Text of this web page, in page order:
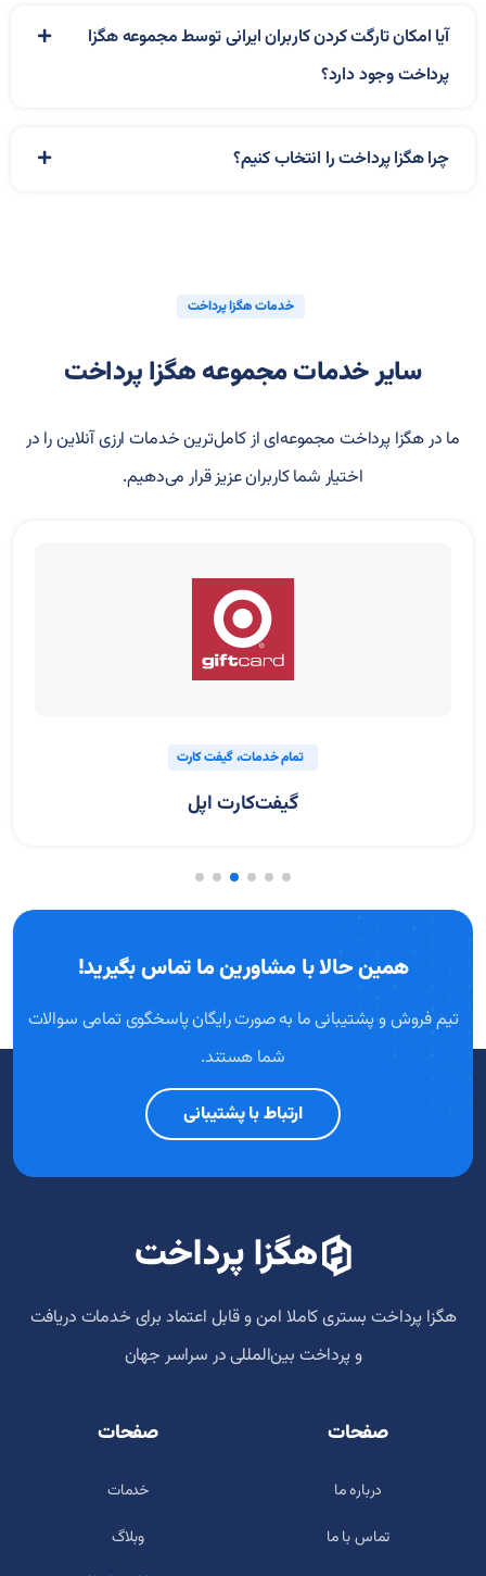
آیا امکان تارگت کردن کاربران ایرانی توسط مجموعه هگزا
پرداخت وجود دارد؟
چرا هگزا پرداخت را انتخاب کنیم؟
خدمات هگزا پرداخت
سایر خدمات مجموعه هگزا پرداخت
ما در هگزا پرداخت مجموعه‌ای از کامل‌ترین خدمات ارزی آنلاین را در
اختیار شما کاربران عزیز قرار می‌دهیم.
تمام خدمات گیفت کارت
گیفت‌کارت اپل
همین حالا با مشاورین ما تماس بگیرید!
تیم فروش و پشتیبانی ما به صورت رایگان پاسخگوی تمامی سوالات
شما هستند.
ارتباط با پشتیبانی
هگزا پرداخت بستری کاملا امن و قابل اعتماد برای خدمات دریافت
و پرداخت‌ بین‌المللی در سراسر جهان
صفحات
درباره ما
تماس با ما
صفحات
خدمات
وبلاگ